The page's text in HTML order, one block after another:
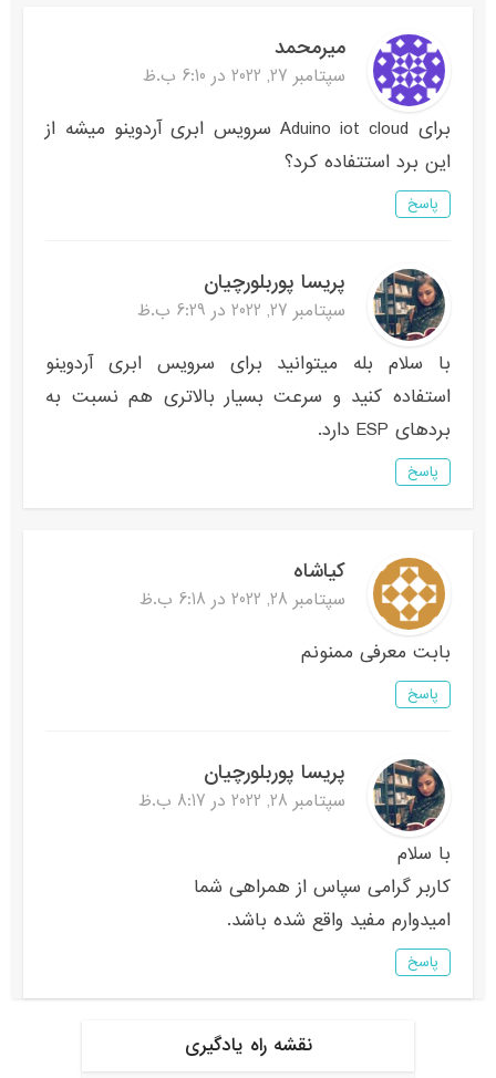
میرمحمد
سپتامبر 27, 2022 در 6:10 ب.ظ
برای Aduino iot cloud سرویس ابری آردوینو میشه از
این برد استتفاده کرد؟
پاسخ
پریسا پوربلورچیان
سپتامبر 27, 2022 در 6:29 ب.ظ
با سلام بله میتوانید برای سرویس ابری آردوینو
استفاده کنید و سرعت بسیار بالاتری هم نسبت به
بردهای ESP دارد.
پاسخ
کیاشاه
سپتامبر 28, 2022 در 6:18 ب.ظ
بابت معرفی ممنونم
پاسخ
پریسا پوربلورچیان
سپتامبر 28, 2022 در 8:17 ب.ظ
با سلام
کاربر گرامی سپاس از همراهی شما
امیدوارم مفید واقع شده باشد.
پاسخ
نقشه راه یادگیری